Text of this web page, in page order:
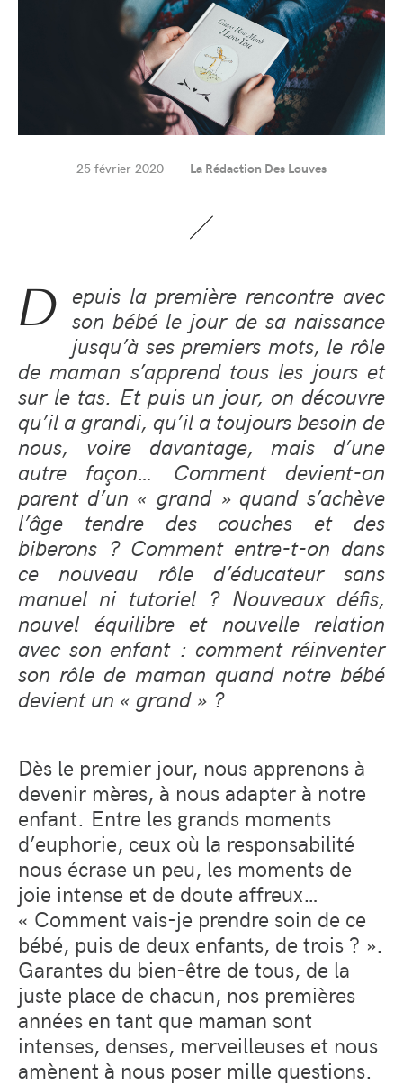
25 février 2020 La Rédaction Des Louves
D epuis la première rencontre avec
son bébé le jour de sa naissance
jusqu’à ses premiers mots, le rôle
de maman s’apprend tous les jours et
sur le tas. Et puis un jour, on découvre
qu’il a grandi, qu’il a toujours besoin de
nous, voire davantage, mais d’une
autre façon… Comment devient-on
parent d’un « grand » quand s’achève
l’âge tendre des couches et des
biberons ? Comment entre-t-on dans
ce nouveau rôle d’éducateur sans
manuel ni tutoriel ? Nouveaux défis,
nouvel équilibre et nouvelle relation
avec son enfant : comment réinventer
son rôle de maman quand notre bébé
devient un « grand » ?
Dès le premier jour, nous apprenons à
devenir mères, à nous adapter à notre
enfant. Entre les grands moments
d’euphorie, ceux où la responsabilité
nous écrase un peu, les moments de
joie intense et de doute affreux…
« Comment vais-je prendre soin de ce
bébé, puis de deux enfants, de trois ? ».
Garantes du bien-être de tous, de la
juste place de chacun, nos premières
années en tant que maman sont
intenses, denses, merveilleuses et nous
amènent à nous poser mille questions.